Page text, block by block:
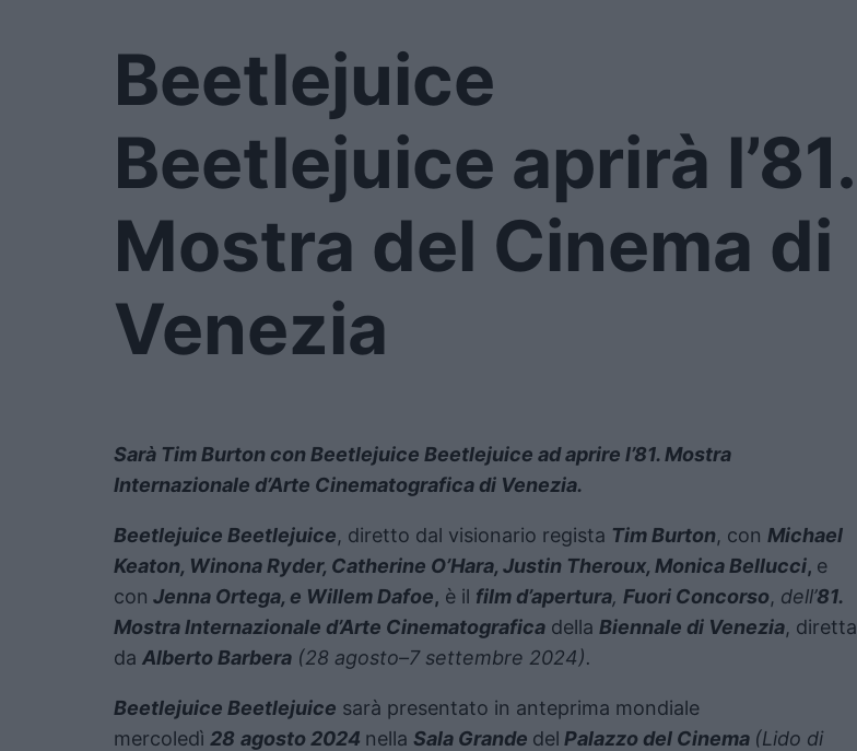
Beetlejuice
Beetlejuice aprirà l’81.
Mostra del Cinema di
Venezia
Sarà Tim Burton con Beetlejuice Beetlejuice ad aprire l’81. Mostra
Internazionale d’Arte Cinematografica di Venezia.
Beetlejuice Beetlejuice, diretto dal visionario regista Tim Burton, con Michael
Keaton, Winona Ryder, Catherine O’Hara, Justin Theroux, Monica Bellucci, e
con Jenna Ortega, e Willem Dafoe, è il film d’apertura, Fuori Concorso, dell’81.
Mostra Internazionale d’Arte Cinematografica della Biennale di Venezia, diretta
da Alberto Barbera (28 agosto–7 settembre 2024).
Beetlejuice Beetlejuice sarà presentato in anteprima mondiale
mercoledì 28 agosto 2024 nella Sala Grande del Palazzo del Cinema (Lido di